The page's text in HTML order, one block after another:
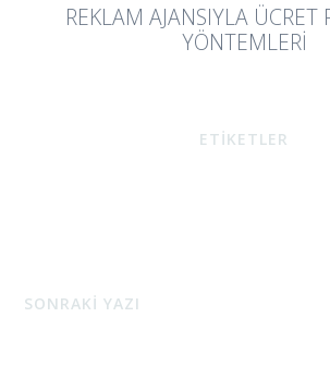
REKLAM AJANSIYLA ÜCRET
YÖNTEMLERI
ETİKETLER
SONRAKİ YAZI